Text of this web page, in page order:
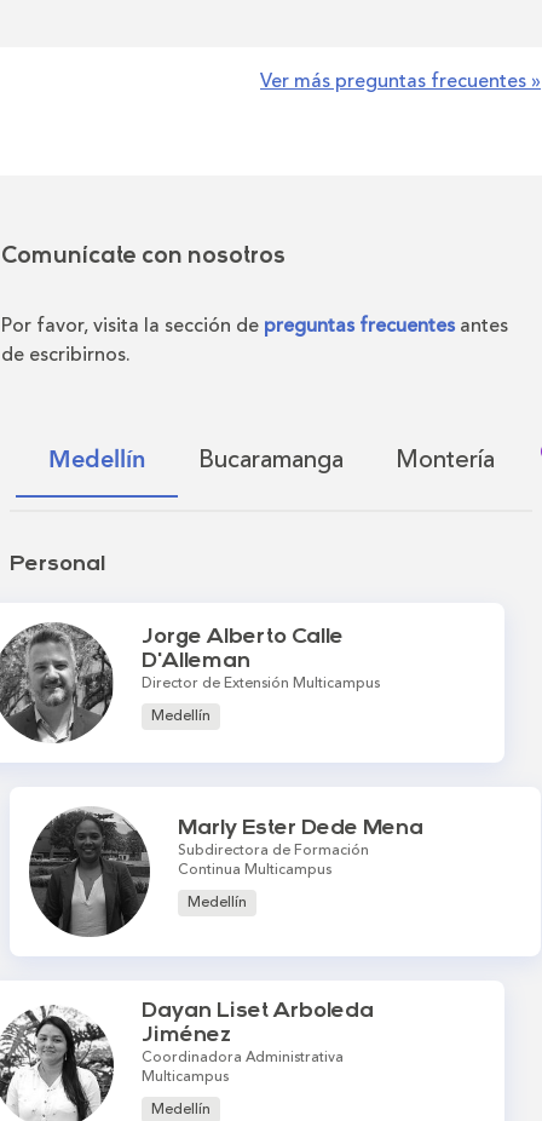
Ver más preguntas frecuentes »
Comunícate con nosotros
Por favor, visita la sección de preguntas frecuentes antes
de escribirnos.
Medellín Bucaramanga Montería
Personal
Jorge Alberto Calle
D'Alleman
Director de Extensión Multicampus
Medellín
Marly Ester Dede Mena
Subdirectora de Formación
Continua Multicampus
Medellín
Dayan Liset Arboleda
Jiménez
Coordinadora Administrativa
Multicampus
Medellín